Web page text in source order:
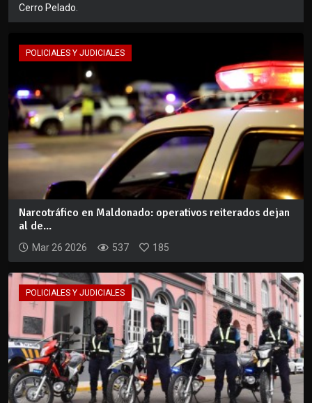
Cerro Pelado.
POLICIALES Y JUDICIALES
Narcotráfico en Maldonado: operativos reiterados dejan
al de...
Mar 26 2026 537 185
POLICIALES Y JUDICIALES